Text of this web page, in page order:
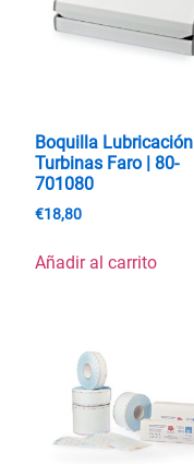
Boquilla Lubricación
Turbinas Faro | 80-
701080
€18,80
Añadir al carrito